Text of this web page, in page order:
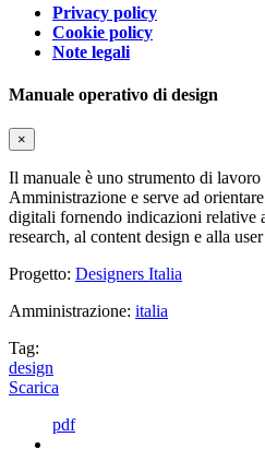
Privacy policy
Cookie policy
Note legali
Manuale operativo di design
×
Il manuale è uno strumento di lavoro
Amministrazione e serve ad
digitali fornendo indicazioni relative
research, al content design e alla
Progetto: Designers Italia
Amministrazione: italia
Tag:
design
Scarica
pdf